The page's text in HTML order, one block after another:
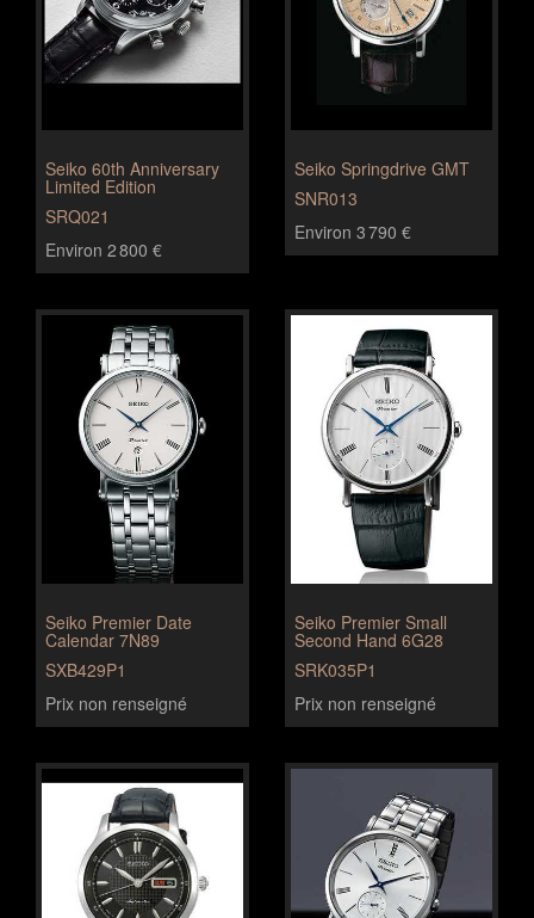
Seiko 60th Anniversary
Limited Edition
SRQ021
Environ 2 800 €
Seiko Springdrive GMT
SNR013
Environ 3 790 €
Seiko Premier Date
Calendar 7N89
SXB429P1
Prix non renseigné
Seiko Premier Small
Second Hand 6G28
SRK035P1
Prix non renseigné